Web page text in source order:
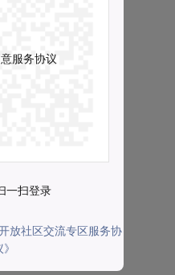
服务协议
一扫登录
开放社区交流专区服务协